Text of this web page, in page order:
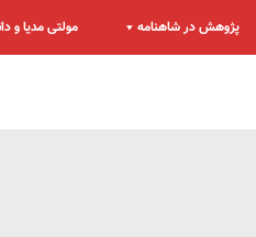
پژوهش در شاهنامه مولتی مدیا و